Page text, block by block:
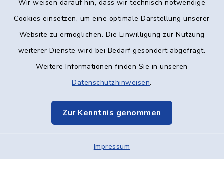
Wir weisen darauf hin, dass wir technisch notwendige
Cookies einsetzen, um eine optimale Darstellung unserer
Website zu ermöglichen. Die Einwilligung zur Nutzung
weiterer Dienste wird bei Bedarf gesondert abgefragt.
Weitere Informationen finden Sie in unseren
Datenschutzhinweisen.
Zur Kenntnis genommen
Impressum
Kontakt
Datenschutz
Elektronische Kommunikation
Sitemap